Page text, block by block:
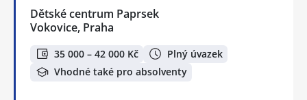
Dětské centrum Paprsek
Vokovice, Praha
35 000 – 42 000 Kč
Plný úvazek
Vhodné také pro absolventy